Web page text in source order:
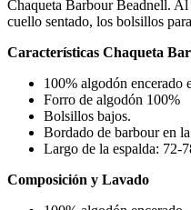
Chaqueta Barbour Beadnell. Al
cuello sentado, los bolsillos
Características Chaqueta
100% algodón encerado
Forro de algodón 100%
Bolsillos bajos.
Bordado de barbour en
Largo de la espalda: 72-
Composición y Lavado